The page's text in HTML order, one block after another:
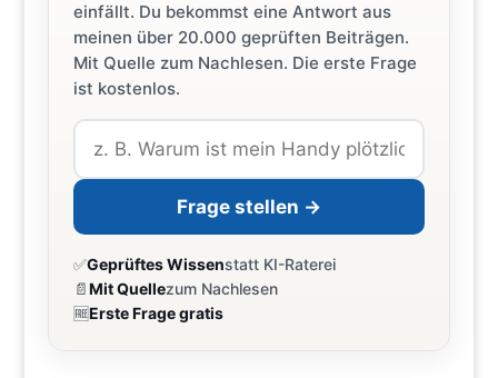
einfällt. Du bekommst eine Antwort aus
meinen über 20.000 geprüften Beiträgen.
Mit Quelle zum Nachlesen. Die erste Frage
ist kostenlos.
Frage stellen →
✅Geprüftes Wissenstatt KI-Raterei
📄Mit Quellezum Nachlesen
🆓Erste Frage gratis